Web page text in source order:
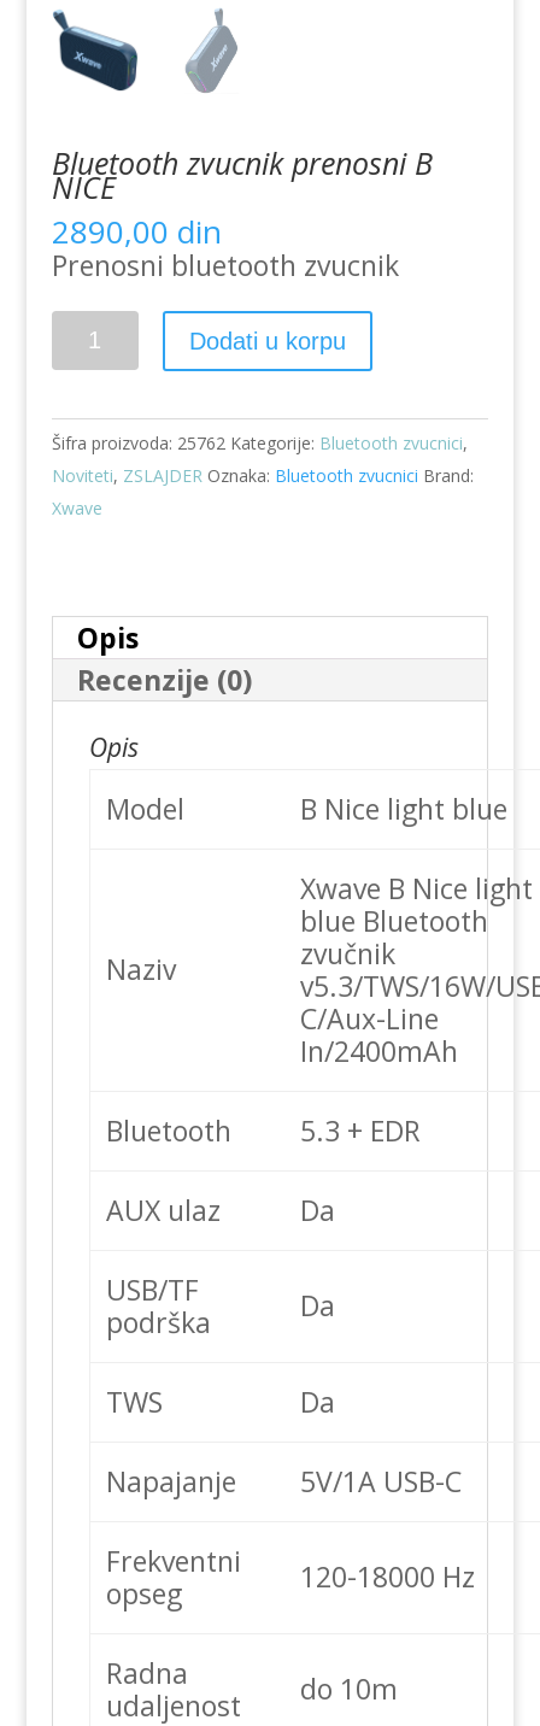
Bluetooth zvucnik prenosni B
NICE
2890,00 din
Prenosni bluetooth zvucnik
Bluetooth
zvucnik
B
NICE
količina
Dodati u korpu
Šifra proizvoda: 25762 Kategorije: Bluetooth zvucnici,
Noviteti, ZSLAJDER Oznaka: Bluetooth zvucnici Brand:
Xwave
Opis
Recenzije (0)
Opis
Model B Nice light blue
Naziv
Xwave B Nice light
blue Bluetooth
zvučnik
v5.3/TWS/16W/
C/Aux-Line
In/2400mAh
Bluetooth 5.3 + EDR
AUX ulaz Da
USB/TF
podrška
Da
TWS Da
Napajanje 5V/1A USB-C
Frekventni
opseg
120-18000 Hz
Radna
udaljenost
do 10m